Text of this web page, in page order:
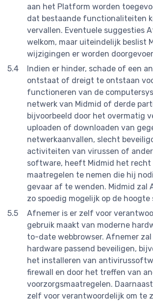
aan het Platform worden
dat bestaande functionaliteiten
vervallen. Eventuele suggesties
welkom, maar uiteindelijk beslist
wijzigingen er worden
Indien er hinder, schade of een
ontstaat of dreigt te ontstaan
functioneren van de
netwerk van Midmid of derde
bijvoorbeeld door het overmatig
uploaden of downloaden van
netwerkaanvallen, slecht
activiteiten van virussen of
software, heeft Midmid het recht
maatregelen te nemen die hij
gevaar af te wenden. Midmid zal
zo spoedig mogelijk op de hoogte
Afnemer is er zelf voor
gebruik maakt van moderne
to-date webbrowser. Afnemer
hardware passend beveiligen,
het installeren van
firewall en door het treffen van
voorzorgsmaatregelen.
zelf voor verantwoordelijk om te